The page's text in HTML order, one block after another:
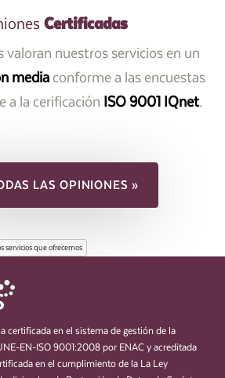
Certificadas
valoran nuestros servicios en un
mediaconforme a las encuestas
a la cerificación ISO 9001 IQnet.
LAS OPINIONES »
servicios que ofrecemos
certificada en el sistema de gestión de la
EN-ISO 9001:2008 por ENAC y acreditada
en el cumplimiento de la La Ley